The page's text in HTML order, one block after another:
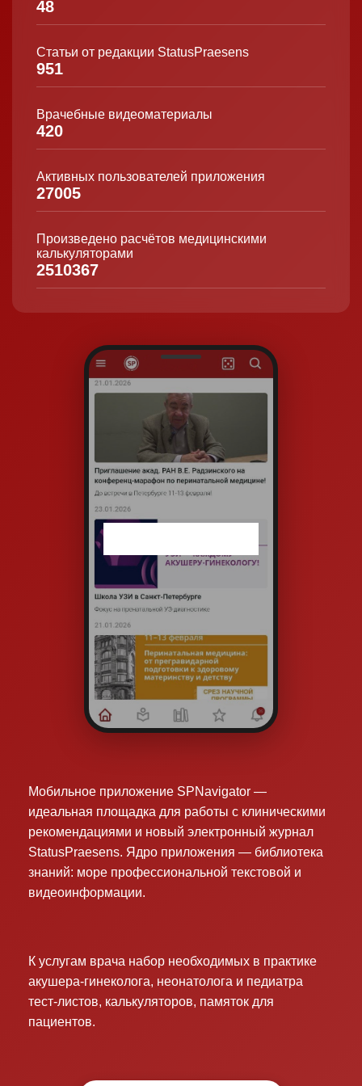
48
Статьи от редакции StatusPraesens
951
Врачебные видеоматериалы
420
Активных пользователей приложения
27005
Произведено расчётов медицинскими
калькуляторами
2510367
Мобильное приложение SPNavigator —
идеальная площадка для работы с клиническими
рекомендациями и новый электронный журнал
StatusPraesens. Ядро приложения — библиотека
знаний: море профессиональной текстовой и
видеоинформации.
К услугам врача набор необходимых в практике
акушера-гинеколога, неонатолога и педиатра
тест-листов, калькуляторов, памяток для
пациентов.